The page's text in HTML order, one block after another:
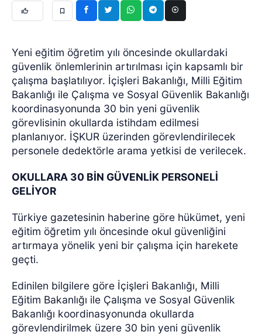
Yeni eğitim öğretim yılı öncesinde okullardaki
güvenlik önlemlerinin artırılması için kapsamlı bir
çalışma başlatılıyor. İçişleri Bakanlığı, Milli Eğitim
Bakanlığı ile Çalışma ve Sosyal Güvenlik Bakanlığı
koordinasyonunda 30 bin yeni güvenlik
görevlisinin okullarda istihdam edilmesi
planlanıyor. İŞKUR üzerinden görevlendirilecek
personele dedektörle arama yetkisi de verilecek.
OKULLARA 30 BİN GÜVENLİK PERSONELİ
GELİYOR
Türkiye gazetesinin haberine göre hükümet, yeni
eğitim öğretim yılı öncesinde okul güvenliğini
artırmaya yönelik yeni bir çalışma için harekete
geçti.
Edinilen bilgilere göre İçişleri Bakanlığı, Milli
Eğitim Bakanlığı ile Çalışma ve Sosyal Güvenlik
Bakanlığı koordinasyonunda okullarda
görevlendirilmek üzere 30 bin yeni güvenlik